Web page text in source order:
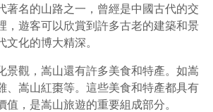
著名的山路之一，曾經是中國古代的交
，遊客可以欣賞到許多古老的建築和景
化的博大精深。
景觀，嵩山還有許多美食和特產。如嵩
、嵩山紅棗等。這些美食和特產都具有
，是嵩山旅遊的重要組成部分。